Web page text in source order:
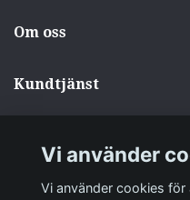
Om oss
Kundtjänst
Sociala medier
Vi använder
Vi använder cookies